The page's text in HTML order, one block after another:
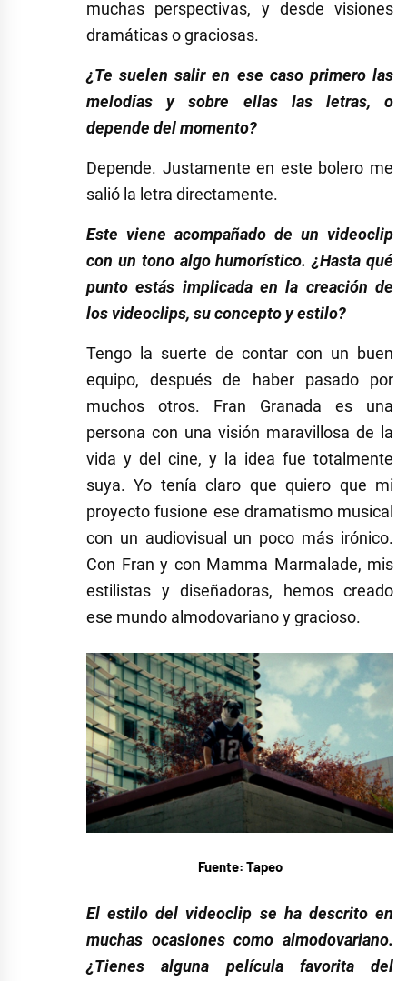
muchas perspectivas, y desde visiones
dramáticas o graciosas.
¿Te suelen salir en ese caso primero las
melodías y sobre ellas las letras, o
depende del momento?
Depende. Justamente en este bolero me
salió la letra directamente.
Este viene acompañado de un videoclip
con un tono algo humorístico. ¿Hasta qué
punto estás implicada en la creación de
los videoclips, su concepto y estilo?
Tengo la suerte de contar con un buen
equipo, después de haber pasado por
muchos otros. Fran Granada es una
persona con una visión maravillosa de la
vida y del cine, y la idea fue totalmente
suya. Yo tenía claro que quiero que mi
proyecto fusione ese dramatismo musical
con un audiovisual un poco más irónico.
Con Fran y con Mamma Marmalade, mis
estilistas y diseñadoras, hemos creado
ese mundo almodovariano y gracioso.
Fuente: Tapeo
El estilo del videoclip se ha descrito en
muchas ocasiones como almodovariano.
¿Tienes alguna película favorita del